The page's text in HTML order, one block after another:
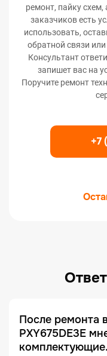
ремонт, пайку
заказчиков есть
использовать,
обратной связи
Консультант
запишет вас на
Поручите ремонт
+7
После ремонта
PXY675DE3E